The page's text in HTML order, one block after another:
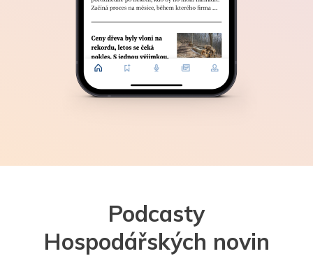
Podcasty
Hospodářských novin